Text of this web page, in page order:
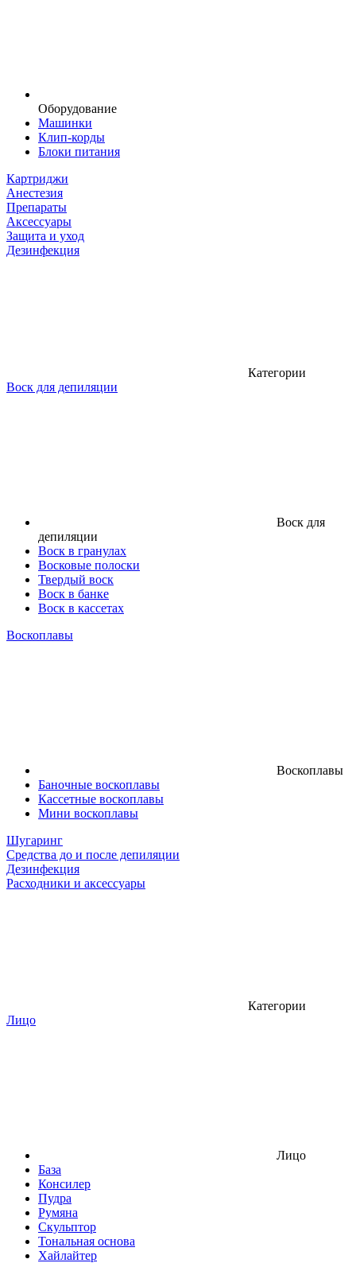
Оборудование
Машинки
Клип-корды
Блоки питания
Картриджи
Анестезия
Препараты
Аксессуары
Защита и уход
Дезинфекция
Категории
Воск для депиляции
Воск для
депиляции
Воск в гранулах
Восковые полоски
Твердый воск
Воск в банке
Воск в кассетах
Воскоплавы
Воскоплавы
Баночные воскоплавы
Кассетные воскоплавы
Мини воскоплавы
Шугаринг
Средства до и после депиляции
Дезинфекция
Расходники и аксессуары
Категории
Лицо
Лицо
База
Консилер
Пудра
Румяна
Скульптор
Тональная основа
Хайлайтер